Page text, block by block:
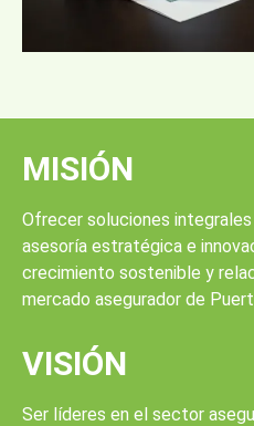
MISIÓN
Ofrecer soluciones
asesoría estratégica e
crecimiento sostenible y
mercado asegurador de
VISIÓN
Ser líderes en el sector